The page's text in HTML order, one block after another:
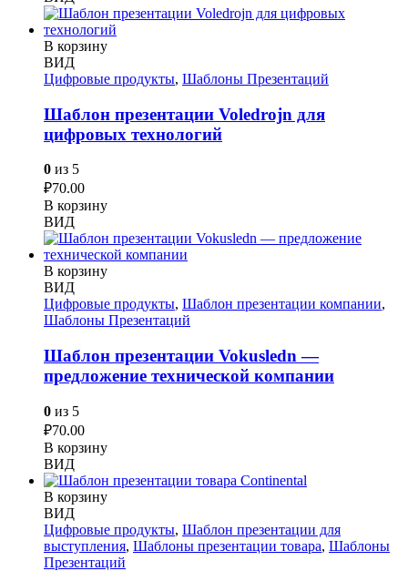
В корзину
ВИД
Цифровые продукты, Шаблоны Презентаций
Шаблон презентации Voledrojn для
цифровых технологий
0 из 5
₽70.00
В корзину
ВИД
В корзину
ВИД
Цифровые продукты, Шаблон презентации компании,
Шаблоны Презентаций
Шаблон презентации Vokusledn —
предложение технической компании
0 из 5
₽70.00
В корзину
ВИД
В корзину
ВИД
Цифровые продукты, Шаблон презентации для
выступления, Шаблоны презентации товара, Шаблоны
Презентаций